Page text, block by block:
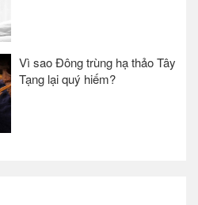
Vì sao Đông trùng hạ thảo Tây
Tạng lại quý hiếm?